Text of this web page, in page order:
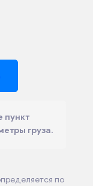
пункт
груза.
по